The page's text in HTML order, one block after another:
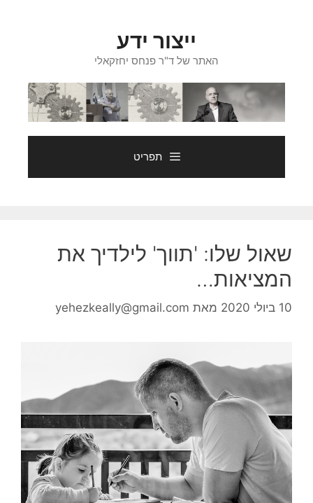
ייצור ידע
האתר של ד"ר פנחס יחזקאלי
תפריט
שאול שלו: 'תווך' לילדיך את
המציאות…
10 ביולי 2020 מאת yehezkeally@gmail.com